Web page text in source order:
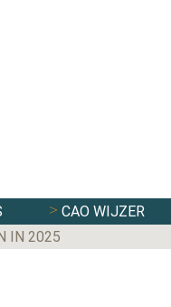
CAO WIJZER
IN 2025